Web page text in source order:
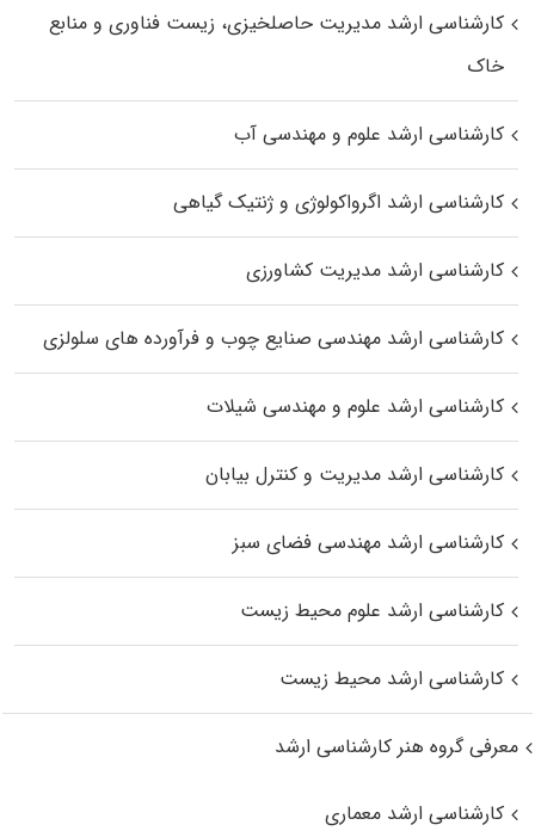
کارشناسی ارشد مدیریت حاصلخیزی، زیست فناوری و منابع
خاک
کارشناسی ارشد علوم و مهندسی آب
کارشناسی ارشد اگرواکولوژی و ژنتیک گیاهی
کارشناسی ارشد مدیریت کشاورزی
کارشناسی ارشد مهندسی صنایع چوب و فرآورده‌ های سلولزی
کارشناسی ارشد علوم و مهندسی شیلات
کارشناسی ارشد مدیریت و کنترل بیابان
کارشناسی ارشد مهندسی فضای سبز
کارشناسی ارشد علوم محیط‌ زیست
کارشناسی ارشد محیط زیست
معرفی گروه هنر کارشناسی ارشد
کارشناسی ارشد معماری